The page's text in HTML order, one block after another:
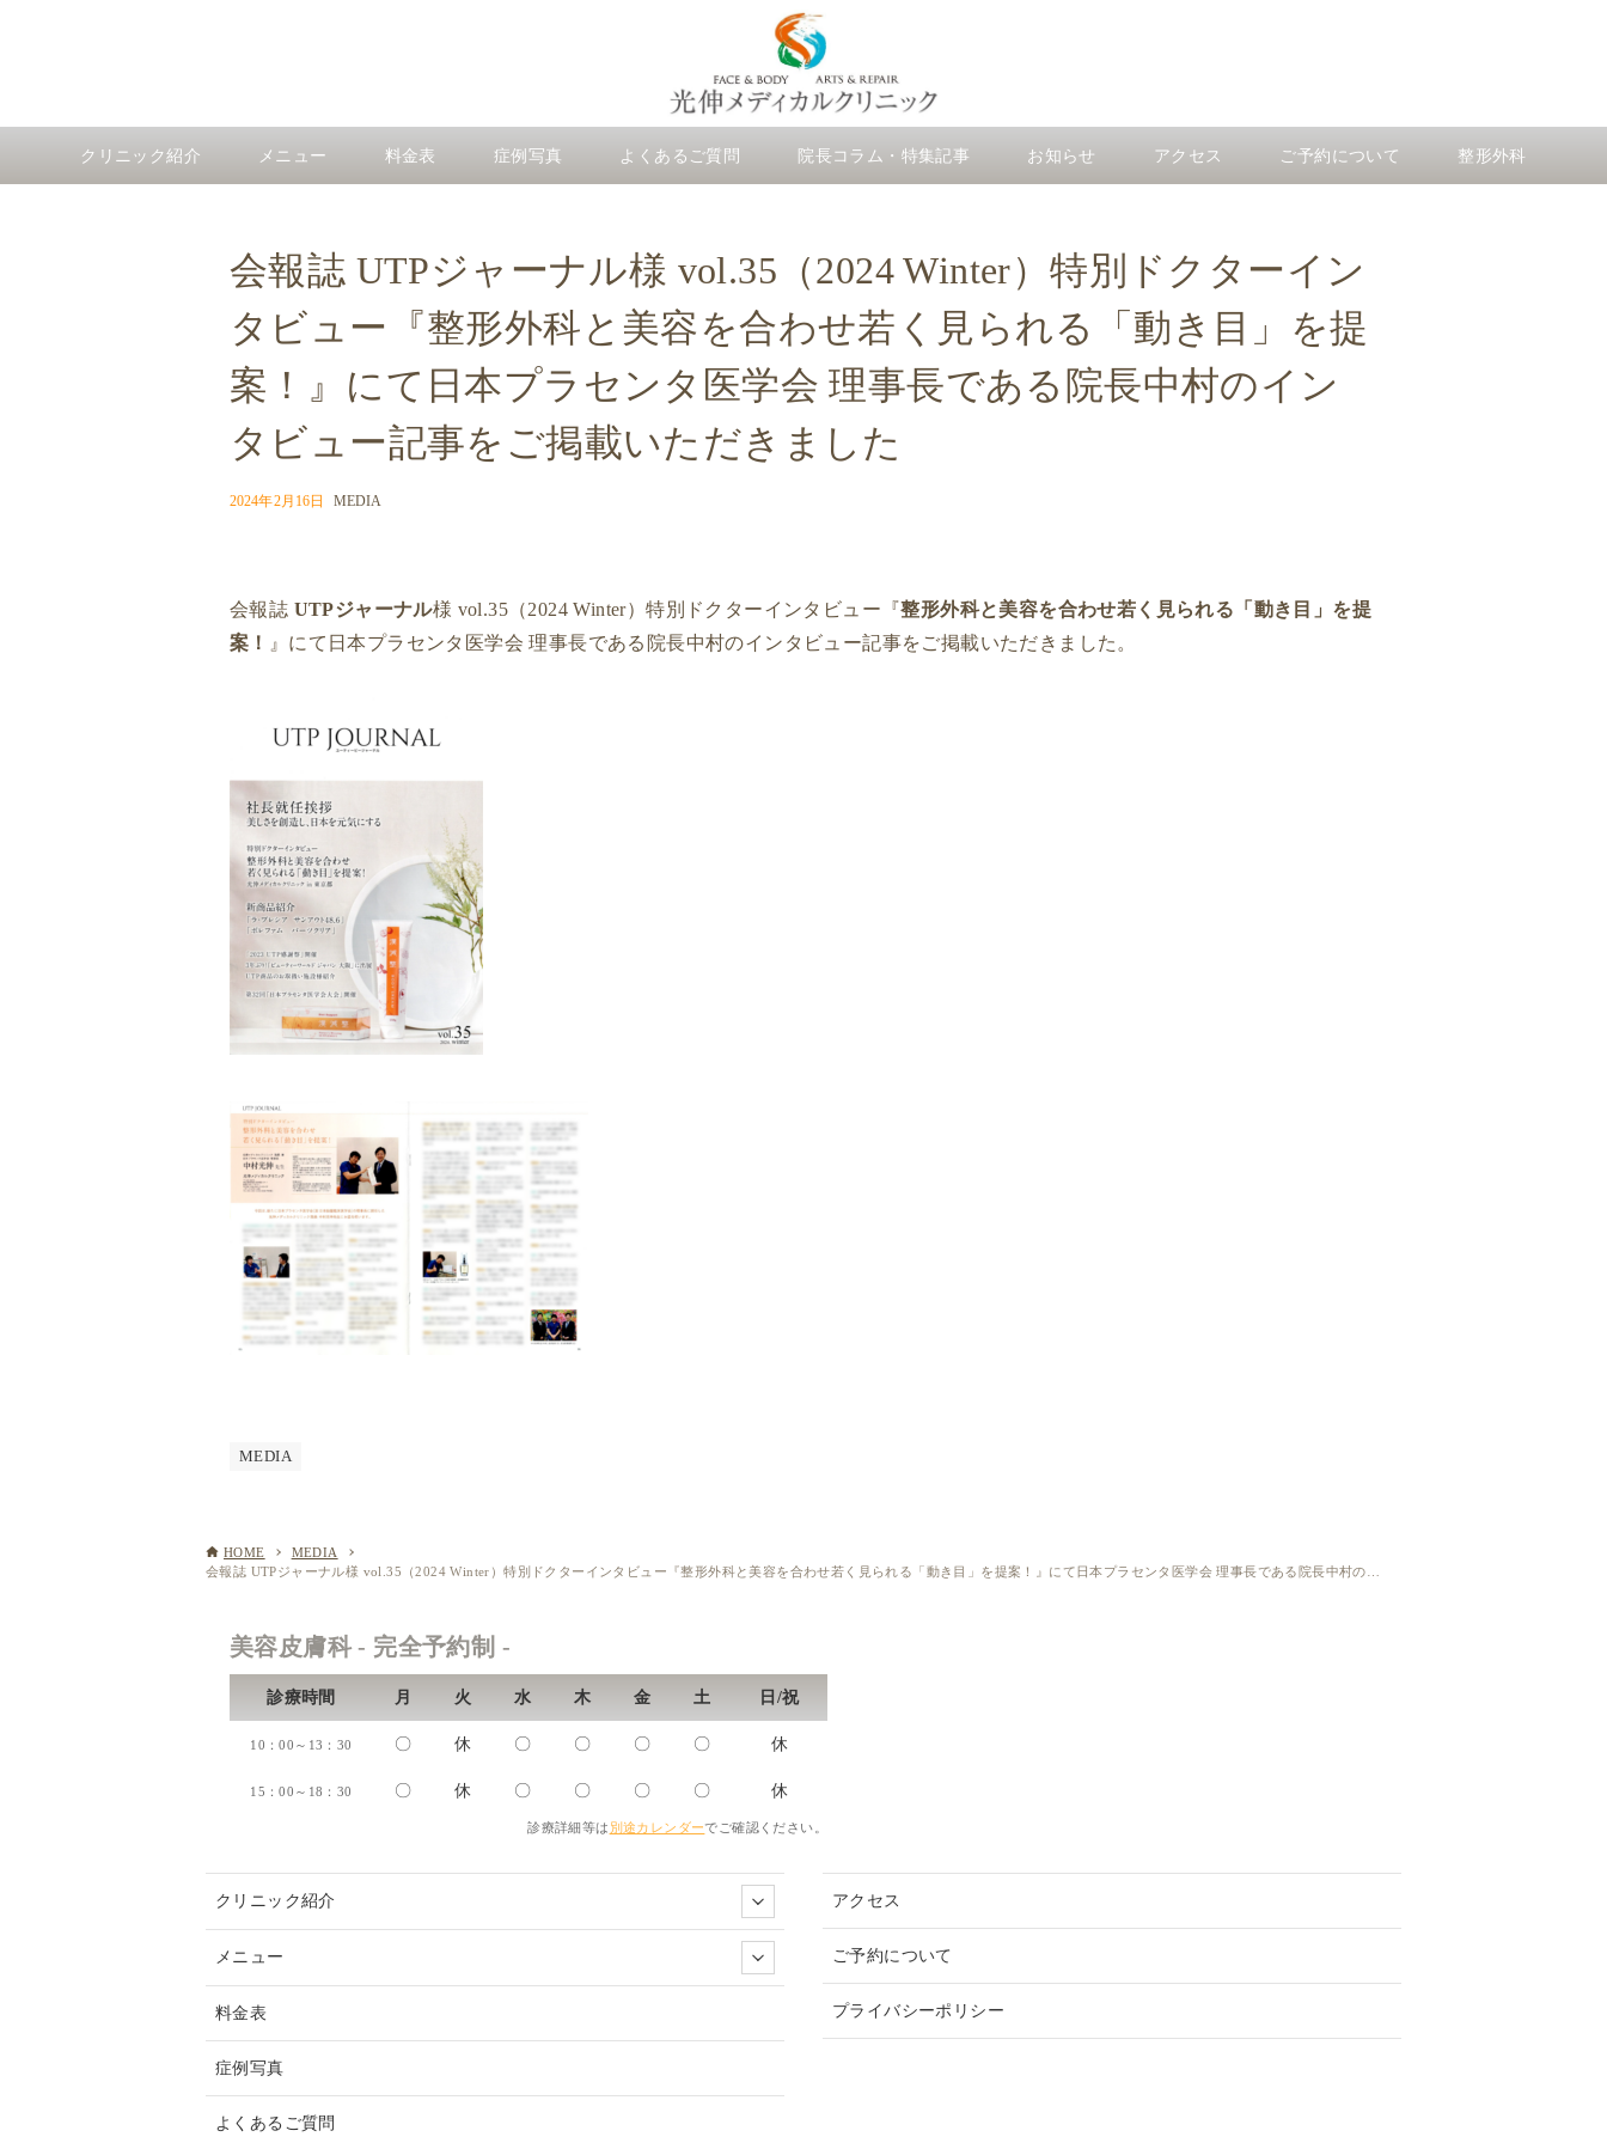
クリニック紹介 メニュー 料金表 症例写真 よくあるご質問 院長コラム・特集記事 お知らせ アクセス ご予約について 整形外科
会報誌 UTPジャーナル様 vol.35（2024 Winter）特別ドクターイン
タビュー『整形外科と美容を合わせ若く見られる「動き目」を提
案！』にて日本プラセンタ医学会 理事長である院長中村のイン
タビュー記事をご掲載いただきました
2024年2月16日 MEDIA
会報誌 UTPジャーナル様 vol.35（2024 Winter）特別ドクターインタビュー『整形外科と美容を合わせ若く見られる「動き目」を提
案！
』にて日本プラセンタ医学会 理事長である院長中村のインタビュー記事をご掲載いただきました。
MEDIA
HOME
MEDIA
美容皮膚科 - 完全予約制 -
診療時間 月 火 水 木 金 土 日/祝
10：00～13：30 〇 休 〇 〇 〇 〇 休
15：00～18：30 〇 休 〇 〇 〇 〇 休
診療詳細等は 別途カレンダーでご確認ください。
クリニック紹介
メニュー
料金表
症例写真
よくあるご質問
アクセス
ご予約について
プライバシーポリシー